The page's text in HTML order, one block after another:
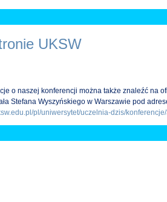
UKSW
o naszej konferencji można także znaleźć na
Stefana Wyszyńskiego w Warszawie pod
pl/uniwersytet/uczelnia-dzis/